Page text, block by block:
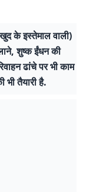
के इस्तेमाल वाली)
शुष्क ईंधन की
ढांचे पर भी काम
भी तैयारी है.